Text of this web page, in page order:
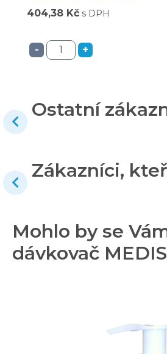
404,38 Kč s DPH
- +
Ostatní
Zákazníci,
Mohlo by se
dávkovač